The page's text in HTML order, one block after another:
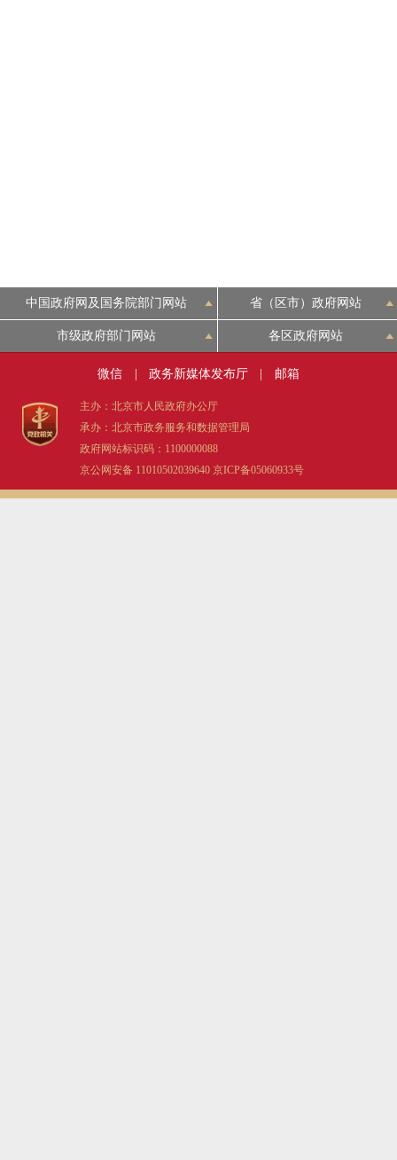
中国政府网及国务院部门网站 省（区市）政府网站
市级政府部门网站 各区政府网站
微信 政务新媒体发布厅 邮箱
主办：北京市人民政府办公厅
承办：北京市政务服务和数据管理局
政府网站标识码：1100000088
京公网安备 11010502039640 京ICP备05060933号